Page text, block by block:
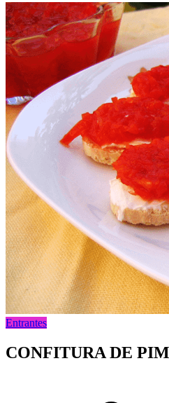
Entrantes
CONFITURA DE